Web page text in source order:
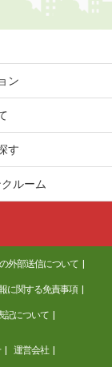
ン
す
ルーム
外部送信について
に関する免責事項
記について
運営会社